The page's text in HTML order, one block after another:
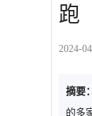
跑
2024-
摘要：
的多